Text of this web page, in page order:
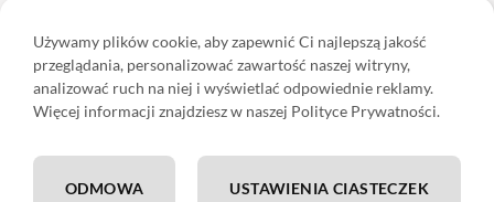
e-mail:sklep@adoris.pl
poniedziałek - piątek 8:00-16:00
Adoris Dorota Święcka
58-502 Jelenia Góra
Używamy plików cookie, aby zapewnić Ci najlepszą jakość
przeglądania, personalizować zawartość naszej witryny,
analizować ruch na niej i wyświetlać odpowiednie reklamy.
Więcej informacji znajdziesz w naszej Polityce Prywatności.
USTAWIENIA CIASTECZEK
ODMOWA